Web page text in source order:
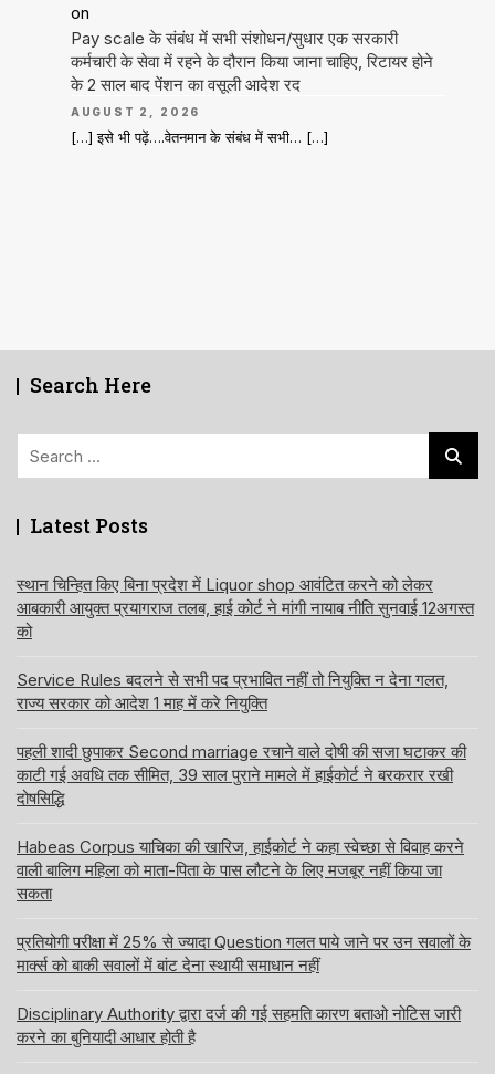
on
Pay scale के संबंध में सभी संशोधन/सुधार एक सरकारी
कर्मचारी के सेवा में रहने के दौरान किया जाना चाहिए, रिटायर होने
के 2 साल बाद पेंशन का वसूली आदेश रद
AUGUST 2, 2026
[…] इसे भी पढ़ें….वेतनमान के संबंध में सभी… […]
Search Here
Latest Posts
स्थान चिन्हित किए बिना प्रदेश में Liquor shop आवंटित करने को लेकर
आबकारी आयुक्त प्रयागराज तलब, हाई कोर्ट ने मांगी नायाब नीति सुनवाई 12अगस्त
को
Service Rules बदलने से सभी पद प्रभावित नहीं तो नियुक्ति न देना गलत,
राज्य सरकार को आदेश 1 माह में करे नियुक्ति
पहली शादी छुपाकर Second marriage रचाने वाले दोषी की सजा घटाकर की
काटी गई अवधि तक सीमित, 39 साल पुराने मामले में हाईकोर्ट ने बरकरार रखी
दोषसिद्धि
Habeas Corpus याचिका की खारिज, हाईकोर्ट ने कहा स्वेच्छा से विवाह करने
वाली बालिग महिला को माता-पिता के पास लौटने के लिए मजबूर नहीं किया जा
सकता
प्रतियोगी परीक्षा में 25% से ज्यादा Question गलत पाये जाने पर उन सवालों के
मार्क्स को बाकी सवालों में बांट देना स्थायी समाधान नहीं
Disciplinary Authority द्वारा दर्ज की गई सहमति कारण बताओ नोटिस जारी
करने का बुनियादी आधार होती है